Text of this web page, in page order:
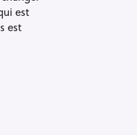
est
est